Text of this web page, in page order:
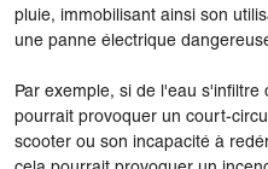
pluie, immobilisant ainsi son
une panne électrique
Par exemple, si de l'eau
pourrait provoquer un court-
scooter ou son incapacité à